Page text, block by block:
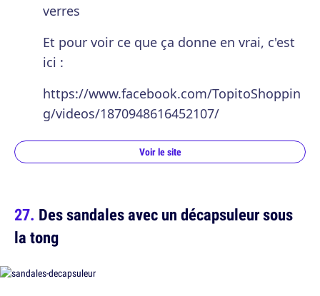
verres
Et pour voir ce que ça donne en vrai, c'est
ici :
https://www.facebook.com/TopitoShoppin
g/videos/1870948616452107/
Voir le site
Des sandales avec un décapsuleur sous
la tong